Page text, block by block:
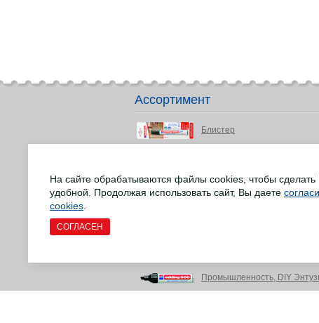
Ассортимент
Блистер
Маркеры для досок
Промышленность, DIY
На сайте обрабатываются файлы cookies, чтобы
удобной. Продолжая использовать сайт, Вы даете
cookies
СОГЛАСЕН